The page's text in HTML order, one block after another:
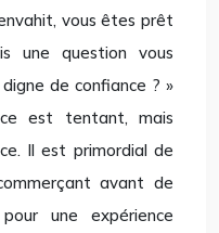
vous êtes prêt
une question vous
de confiance ? »
est tentant, mais
Il est primordial de
avant de
une expérience